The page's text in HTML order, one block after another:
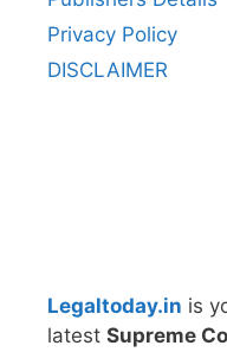
Privacy Policy
DISCLAIMER
Legaltoday.in is
latest Supreme